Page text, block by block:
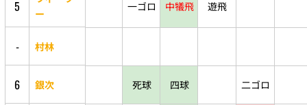
5
ー
一ゴロ 中犠飛 遊飛
- 村林
6 銀次 死球 四球 二ゴロ